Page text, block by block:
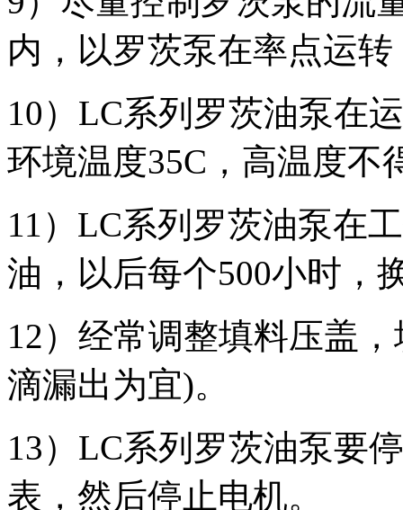
内，以罗茨泵在率点运
10）LC系列罗茨油泵在
环境温度35C， 高温度不
11）LC系列罗茨油泵在
油，以后每个500小时，
12）经常调整填料压盖
滴漏出为宜)。
13）LC系列罗茨油泵要
表，然后停止电机。